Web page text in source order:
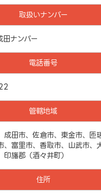
取扱いナンバー
田ナンバー
電話番号
管轄地域
成田市、佐倉市、東金市、匝
、富里市、香取市、山武市、
印旛郡（酒々井町）
住所